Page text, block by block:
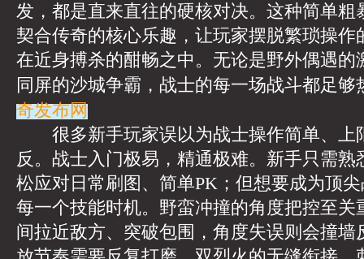
发，都是直来直往的硬核对决。这种简单粗
契合传奇的核心乐趣，让玩家摆脱繁琐操作
在近身搏杀的酣畅之中。无论是野外偶遇的
同屏的沙城争霸，战士的每一场战斗都足够
奇发布网
很多新手玩家误以为战士操作简单、上
反。战士入门极易，精通极难。新手只需熟
松应对日常刷图、简单PK；但想要成为顶
每一个技能时机。野蛮冲撞的角度把控至关
间拉近敌方、突破包围，角度失误则会撞墙